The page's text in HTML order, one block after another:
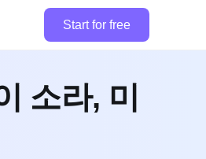
Start for free
소라, 미